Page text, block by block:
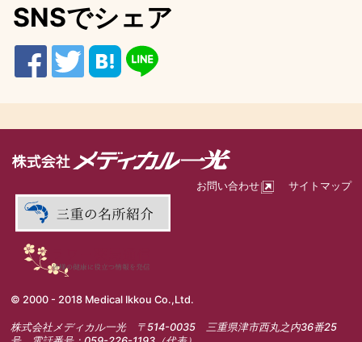
SNSでシェア
お問い合わせ サイトマップ
© 2000 - 2018 Medical Ikkou Co.,Ltd.
株式会社メディカル一光 〒514-0035 三重県津市西丸之内36番25